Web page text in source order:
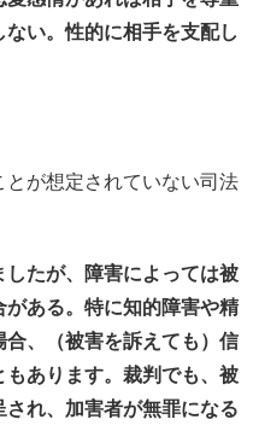
い。性的に相手を支配し
が想定されていない司法
たが、障害によっては被
ある。特に知的障害や精
、（被害を訴えても）信
もあります。裁判でも、被
れ、加害者が無罪になる